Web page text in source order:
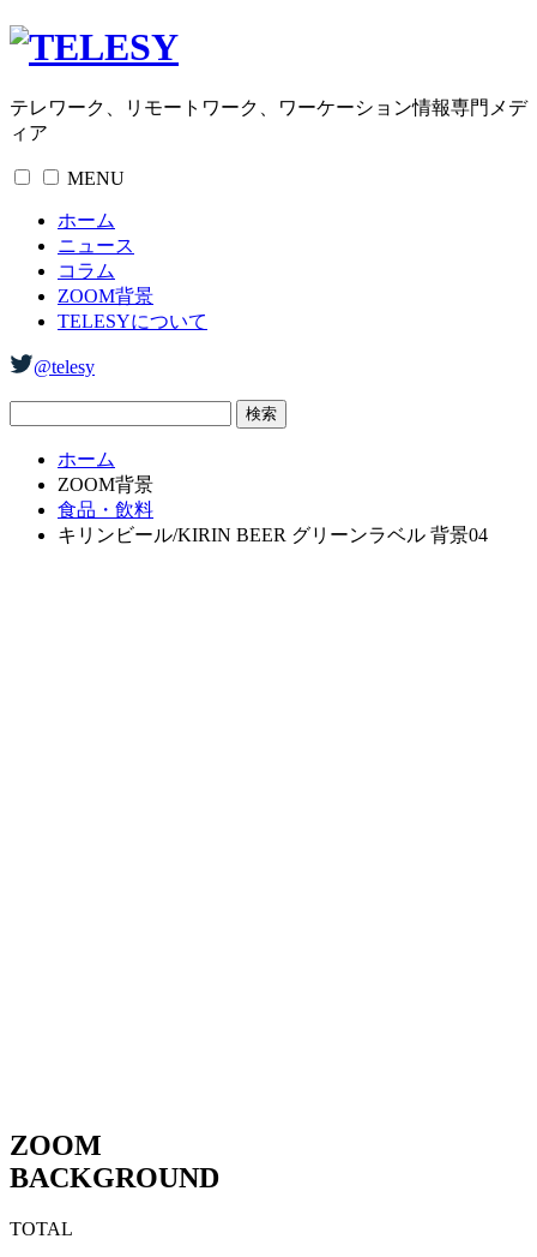
テレワーク、リモートワーク、ワーケーション情報専門メデ
ィア
MENU
ホーム
ニュース
コラム
ZOOM背景
TELESYについて
@telesy
ホーム
ZOOM背景
食品・飲料
キリンビール/KIRIN BEER グリーンラベル 背景04
ZOOM
BACKGROUND
TOTAL